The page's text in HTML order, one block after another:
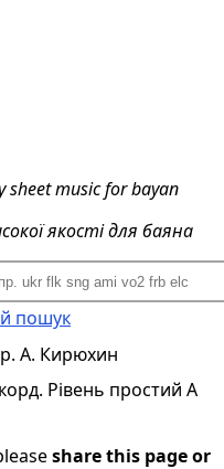
sheet music for bayan
якості для баяна
пошук
А. Кирюхин
Рівень простий A
share this page or